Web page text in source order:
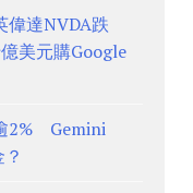
偉達NVDA跌
美元購Google
2% Gemini